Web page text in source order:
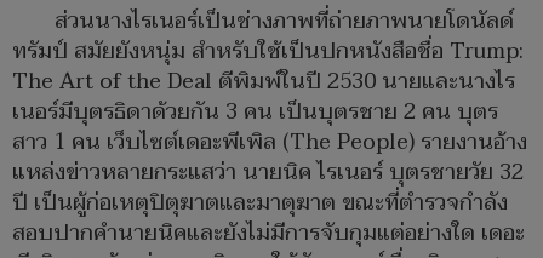
ส่วนนางไรเนอร์เป็นช่างภาพที่ถ่ายภาพนายโดนัลด์
ทรัมป์ สมัยยังหนุ่ม สำหรับใช้เป็นปกหนังสือชื่อ Trump:
The Art of the Deal ตีพิมพ์ในปี 2530 นายและนางไร
เนอร์มีบุตรธิดาด้วยกัน 3 คน เป็นบุตรชาย 2 คน บุตร
สาว 1 คน เว็บไซต์เดอะพีเพิล (The People) รายงานอ้าง
แหล่งข่าวหลายกระแสว่า นายนิค ไรเนอร์ บุตรชายวัย 32
ปี เป็นผู้ก่อเหตุปิตุฆาตและมาตุฆาต ขณะที่ตำรวจกำลัง
สอบปากคำนายนิคและยังไม่มีการจับกุมแต่อย่างใด เดอะ